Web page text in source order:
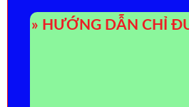
» HƯỚNG DẪN CHỈ